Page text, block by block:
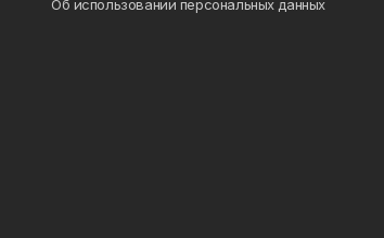
Об использовании персональных данных